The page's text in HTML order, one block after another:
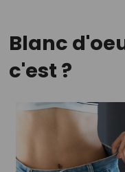
Blanc
c'est ?